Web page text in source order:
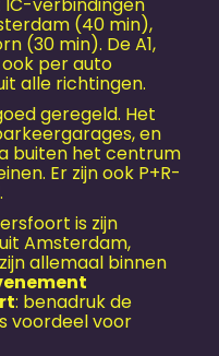
verbindingen
(40 min),
(30 min). De A1,
per auto
alle richtingen.
geregeld. Het
en
buiten het centrum
Er zijn ook P+R-
is zijn
Amsterdam,
allemaal binnen
: benadruk de
voordeel voor